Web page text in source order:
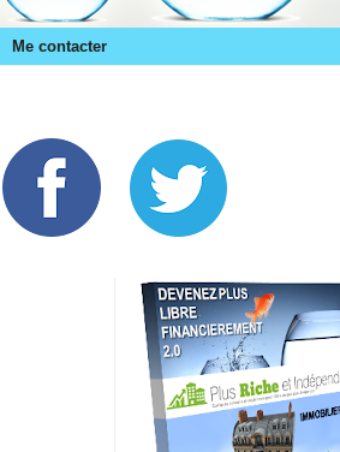
Me contacter